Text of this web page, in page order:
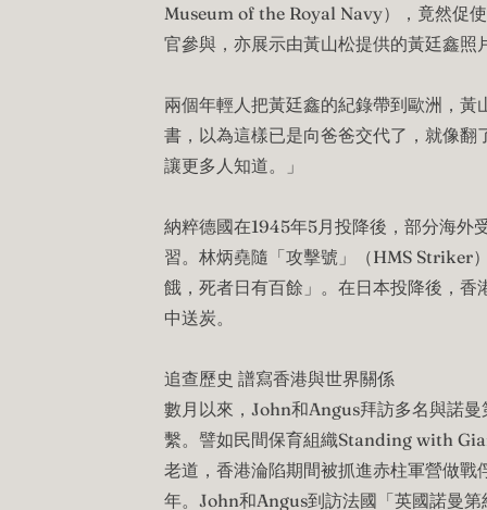
Museum of the Royal Navy），竟然促
官參與，亦展示由黃山松提供的黃廷鑫照
兩個年輕人把黃廷鑫的紀錄帶到歐洲，
書，以為這樣已是向爸爸交代了，就像
讓更多人知道。」
納粹德國在1945年5月投降後，部分海外
習。林炳堯隨「攻擊號」（HMS Striker
餓，死者日有百餘」。在日本投降後，
中送炭。
追查歷史 譜寫香港與世界關係
數月以來，John和Angus拜訪多名與諾
繫。譬如民間保育組織Standing with
老道，香港淪陷期間被抓進赤柱軍營做
年。John和Angus到訪法國「英國諾曼